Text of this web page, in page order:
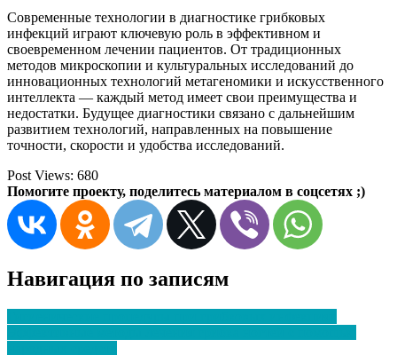
Современные технологии в диагностике грибковых
инфекций играют ключевую роль в эффективном и
своевременном лечении пациентов. От традиционных
методов микроскопии и культуральных исследований до
инновационных технологий метагеномики и искусственного
интеллекта — каждый метод имеет свои преимущества и
недостатки. Будущее диагностики связано с дальнейшим
развитием технологий, направленных на повышение
точности, скорости и удобства исследований.
Post Views: 680
Помогите проекту, поделитесь материалом в соцсетях ;)
Навигация по записям